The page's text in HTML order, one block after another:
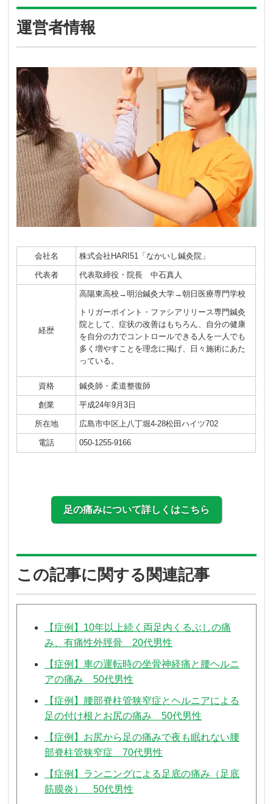
運営者情報
会社名 株式会社HARI51「なかいし鍼灸院」
代表者 代表取締役・院長 中石真人
経歴
高陽東高校→明治鍼灸大学→朝日医療専門学校
トリガーポイント・ファシアリリース専門鍼灸
院として、症状の改善はもちろん、自分の健康
を自分の力でコントロールできる人を一人でも
多く増やすことを理念に掲げ、日々施術にあた
っている。
資格 鍼灸師・柔道整復師
創業 平成24年9月3日
所在地 広島市中区上八丁堀4-28松田ハイツ702
電話 050-1255-9166
足の痛みについて詳しくはこちら
この記事に関する関連記事
【症例】10年以上続く両足内くるぶしの痛
み、有痛性外脛骨 20代男性
【症例】車の運転時の坐骨神経痛と腰ヘルニ
アの痛み 50代男性
【症例】腰部脊柱管狭窄症とヘルニアによる
足の付け根とお尻の痛み 50代男性
【症例】お尻から足の痛みで夜も眠れない腰
部脊柱管狭窄症 70代男性
【症例】ランニングによる足底の痛み（足底
筋膜炎） 50代男性